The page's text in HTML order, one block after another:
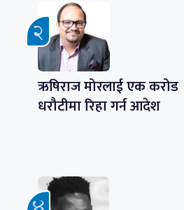
ऋषिराज मोरलाई एक करोड
धरौटीमा रिहा गर्न आदेश